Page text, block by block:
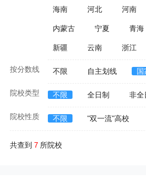
海南 河北 河南
内蒙古 宁夏 青海
新疆 云南 浙江
按分数线 不限 自主划线 国
院校类型 不限 全日制 非全
院校性质 不限 "双一流"高校
共查到 7 所院校